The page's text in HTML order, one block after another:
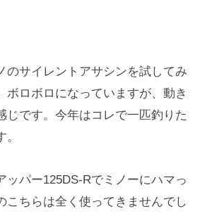
のサイレントアサシンを試してみ
ボロボロになっていますが、動き
じです。今年はコレで一匹釣りた
ッパー125DS-Rでミノーにハマっ
こちらは全く使ってきませんでし